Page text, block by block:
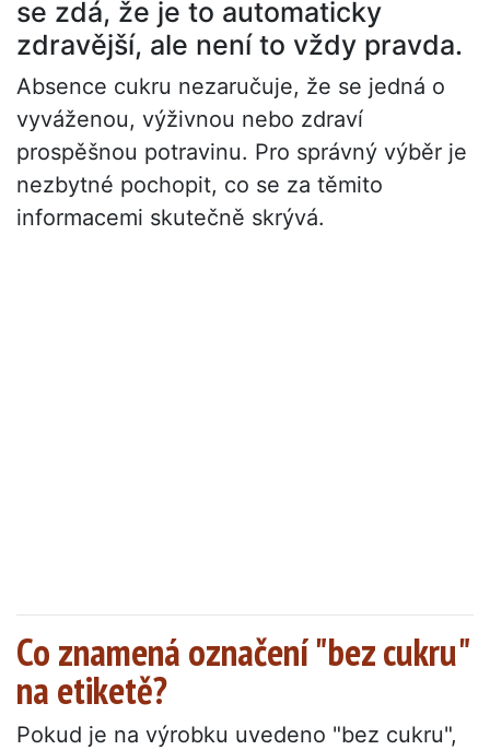
se zdá, že je to automaticky
zdravější, ale není to vždy pravda.
Absence cukru nezaručuje, že se jedná o
vyváženou, výživnou nebo zdraví
prospěšnou potravinu. Pro správný výběr je
nezbytné pochopit, co se za těmito
informacemi skutečně skrývá.
Co znamená označení "bez cukru"
na etiketě?
Pokud je na výrobku uvedeno "bez cukru",